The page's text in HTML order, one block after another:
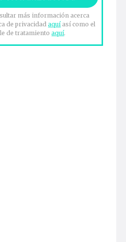
más información acerca
de privacidadaquíasí como el
de tratamientoaquí.